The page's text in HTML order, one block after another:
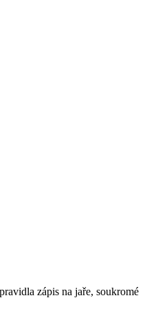
zápis na jaře, soukromé